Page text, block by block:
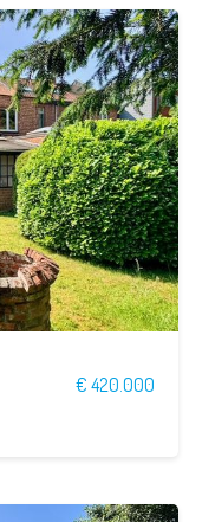
1
187 m²
€ 420.000